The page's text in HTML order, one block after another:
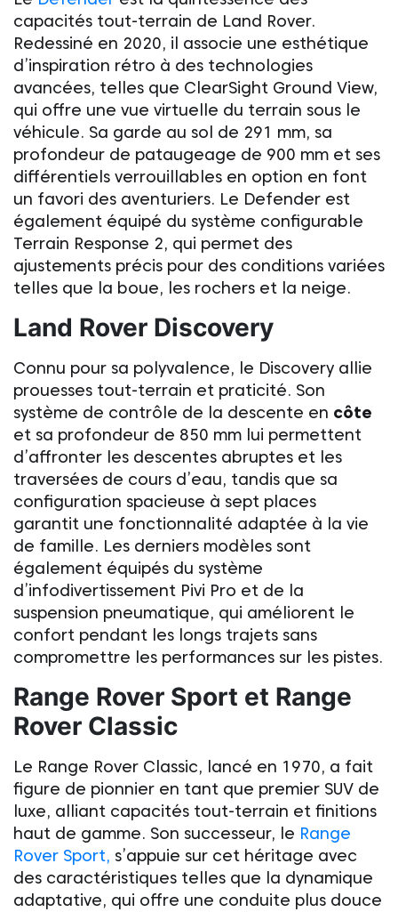
capacités tout-terrain de Land Rover.
Redessiné en 2020, il associe une esthétique
d’inspiration rétro à des technologies
avancées, telles que ClearSight Ground View,
qui offre une vue virtuelle du terrain sous le
véhicule. Sa garde au sol de 291 mm, sa
profondeur de pataugeage de 900 mm et ses
différentiels verrouillables en option en font
un favori des aventuriers. Le Defender est
également équipé du système configurable
Terrain Response 2, qui permet des
ajustements précis pour des conditions variées
telles que la boue, les rochers et la neige.
Land Rover Discovery
Connu pour sa polyvalence, le Discovery allie
prouesses tout-terrain et praticité. Son
système de contrôle de la descente en côte
et sa profondeur de 850 mm lui permettent
d’affronter les descentes abruptes et les
traversées de cours d’eau, tandis que sa
configuration spacieuse à sept places
garantit une fonctionnalité adaptée à la vie
de famille. Les derniers modèles sont
également équipés du système
d’infodivertissement Pivi Pro et de la
suspension pneumatique, qui améliorent le
confort pendant les longs trajets sans
compromettre les performances sur les pistes.
Range Rover Sport et Range
Rover Classic
Le Range Rover Classic, lancé en 1970, a fait
figure de pionnier en tant que premier SUV de
luxe, alliant capacités tout-terrain et finitions
haut de gamme. Son successeur, le Range
Rover Sport, s’appuie sur cet héritage avec
des caractéristiques telles que la dynamique
adaptative, qui offre une conduite plus douce